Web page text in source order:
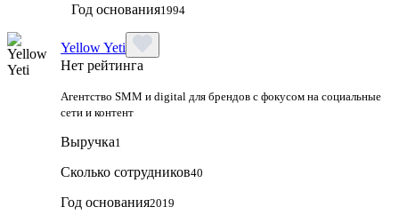
Год основания1994
Yellow Yeti
Нет рейтинга
Агентство SMM и digital для брендов с фокусом на социальные
сети и контент
Выручка1
Сколько сотрудников40
Год основания2019